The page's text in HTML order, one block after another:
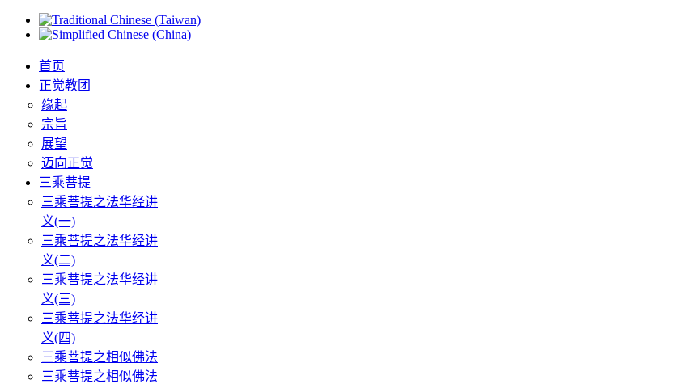
首页
正觉教团
缘起
宗旨
展望
迈向正觉
三乘菩提
三乘菩提之法华经讲
义(一)
三乘菩提之法华经讲
义(二)
三乘菩提之法华经讲
义(三)
三乘菩提之法华经讲
义(四)
三乘菩提之相似佛法
三乘菩提之相似佛法